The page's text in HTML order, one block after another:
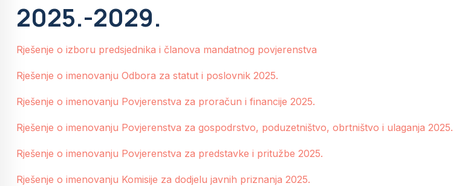
2025.-2029.
Rješenje o izboru predsjednika i članova mandatnog povjerenstva
Rješenje o imenovanju Odbora za statut i poslovnik 2025.
Rješenje o imenovanju Povjerenstva za proračun i financije 2025.
Rješenje o imenovanju Povjerenstva za gospodrstvo, poduzetništvo, obrtništvo i ulaganja 2025.
Rješenje o imenovanju Povjerenstva za predstavke i pritužbe 2025.
Rješenje o imenovanju Komisije za dodjelu javnih priznanja 2025.